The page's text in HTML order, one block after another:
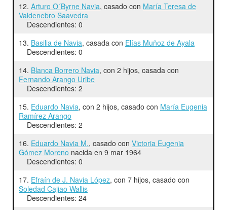
12. Arturo O´Byrne Navia, casado con María Teresa de
Valdenebro Saavedra
Descendientes: 0
13. Basilia de Navia, casada con Elías Muñoz de Ayala
Descendientes: 0
14. Blanca Borrero Navia, con 2 hijos, casada con
Fernando Arango Uribe
Descendientes: 2
15. Eduardo Navia, con 2 hijos, casado con María Eugenia
Ramírez Arango
Descendientes: 2
16. Eduardo Navia M., casado con Victoria Eugenia
Gómez Moreno nacida en 9 mar 1964
Descendientes: 0
17. Efraín de J. Navia López, con 7 hijos, casado con
Soledad Cajiao Wallis
Descendientes: 24